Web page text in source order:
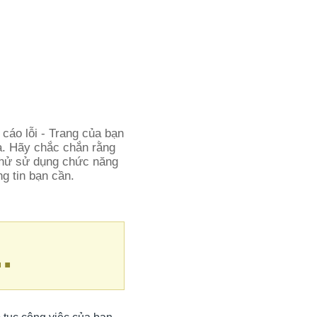
lỗi - Trang của bạn
Hãy chắc chắn rằng
sử dụng chức năng
tin bạn cần.